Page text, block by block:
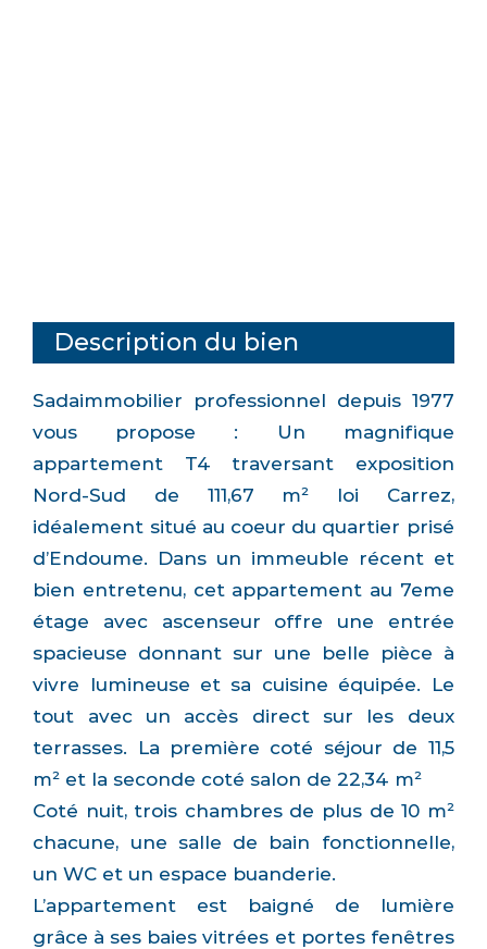
Description du bien
Sadaimmobilier professionnel depuis 1977
vous propose : Un magnifique
appartement T4 traversant exposition
Nord-Sud de 111,67 m² loi Carrez,
idéalement situé au coeur du quartier prisé
d’Endoume. Dans un immeuble récent et
bien entretenu, cet appartement au 7eme
étage avec ascenseur offre une entrée
spacieuse donnant sur une belle pièce à
vivre lumineuse et sa cuisine équipée. Le
tout avec un accès direct sur les deux
terrasses. La première coté séjour de 11,5
m² et la seconde coté salon de 22,34 m²
Coté nuit, trois chambres de plus de 10 m²
chacune, une salle de bain fonctionnelle,
un WC et un espace buanderie.
L’appartement est baigné de lumière
grâce à ses baies vitrées et portes fenêtres